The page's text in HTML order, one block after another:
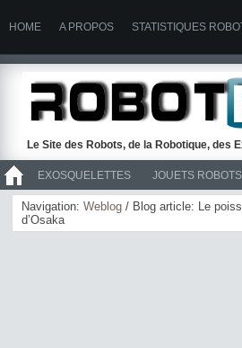
HOME A PROPOS STATISTIQUES
Le Site des Robots, de la Robotique,
EXOSQUELETTES JOUETS
>> ROBOTS
Navigation: Weblog / Blog article: Le
d’Osaka